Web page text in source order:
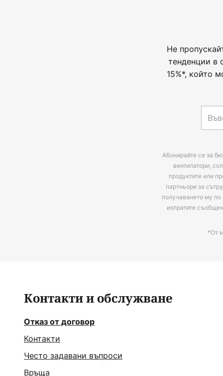
Не
тенденции в
15%*, който
Абонирайте се за
вентилатори,
продуктите или
партньори за
получаването му по
изпратите
*От
Контакти и обслужване
Отказ от договор
Контакти
Често задавани въпроси
Връща